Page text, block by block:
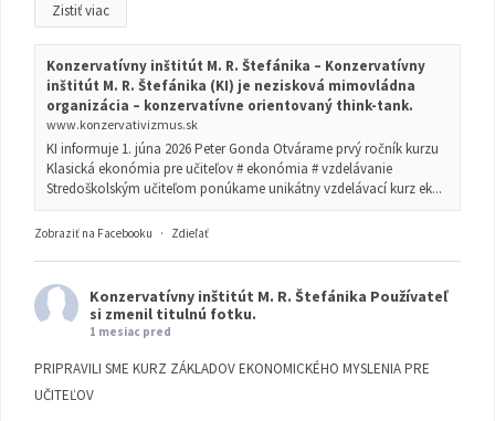
Zistiť viac
Konzervatívny inštitút M. R. Štefánika – Konzervatívny
inštitút M. R. Štefánika (KI) je nezisková mimovládna
organizácia – konzervatívne orientovaný think-tank.
www.konzervativizmus.sk
KI informuje 1. júna 2026 Peter Gonda Otvárame prvý ročník kurzu
Klasická ekonómia pre učiteľov # ekonómia # vzdelávanie
Stredoškolským učiteľom ponúkame unikátny vzdelávací kurz ek...
Zobraziť na Facebooku · Zdieľať
Konzervatívny inštitút M. R. Štefánika Používateľ
si zmenil titulnú fotku.
1 mesiac pred
PRIPRAVILI SME KURZ ZÁKLADOV EKONOMICKÉHO MYSLENIA PRE
UČITEĽOV